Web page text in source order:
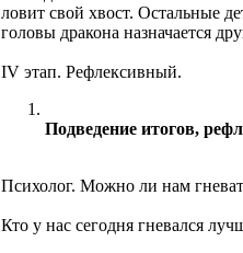
ловит свой хвост. Остальные
головы дракона назначается
IV этап. Рефлексивный.
Подведение итогов,
Психолог. Можно ли нам
Кто у нас сегодня гневался